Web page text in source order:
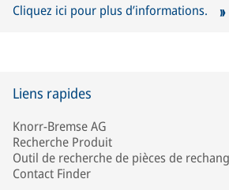
Cliquez ici pour plus d’informations.
Liens rapides
Knorr-Bremse AG
Recherche Produit
Outil de recherche de pièces de
Contact Finder